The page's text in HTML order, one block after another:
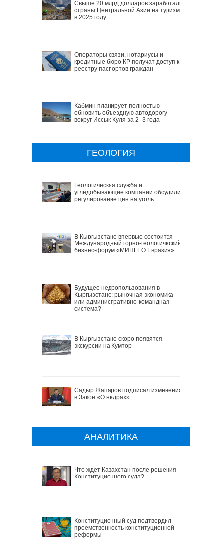
Свыше 20 млрд долларов заработали
страны Центральной Азии на туризме
в 2025 году
Операторы связи, нотариусы и
кредитные бюро КР получат доступ к
реестру паспортов граждан
Кабмин планирует полностью
обновить объездную автодорогу
вокруг Иссык-Куля за 2–3 года
ГЕОЛОГИЯ
Геологическая служба и
угледобывающие компании обсудили
регулирование цен на уголь
В Кыргызстане впервые состоится
Международный горно-геологический
бизнес-форум «МИНГЕО Евразия»
Будущее недропользования в
Кыргызстане: рыночная экономика
или административно-командная
система?
В Кыргызстане скоро появятся
экскурсии на Кумтор
Садыр Жапаров подписал изменения
в Закон «О недрах»
АНАЛИТИКА
Что ждет Казахстан после решения
Конституционного суда?
Конституционный суд подтвердил
преемственность конституционной
реформы